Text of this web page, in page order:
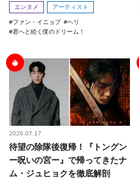
エンタメ アーティスト
ファン・イニョプ
ヘリ
君へと続く僕のドリーム！
2026.07.17
待望の除隊後復帰！『トングン
ー呪いの宮ー』で帰ってきたナ
ム・ジュヒョクを徹底解剖